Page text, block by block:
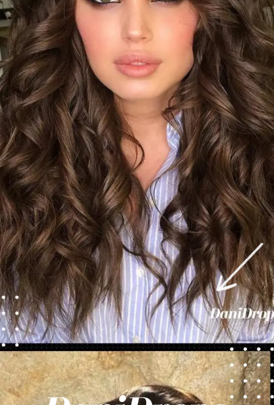
Abriendo... https://danidrops.com.br/es/categoria/pelo/